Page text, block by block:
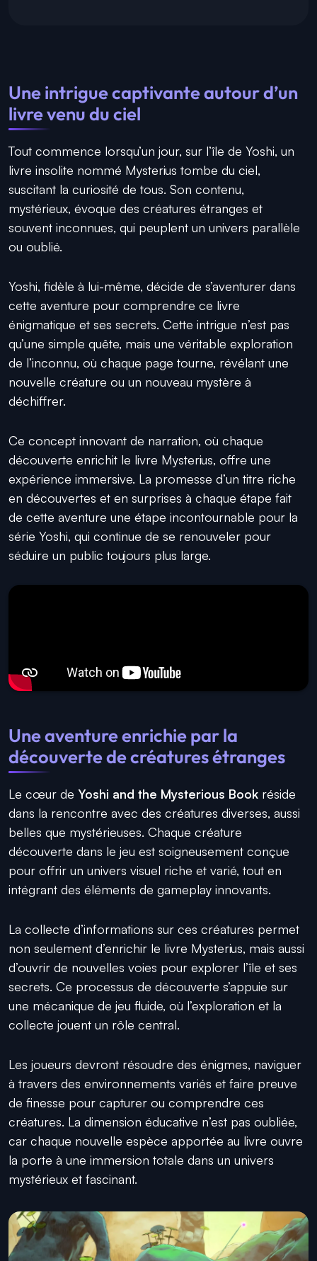
Une intrigue captivante autour d’un
livre venu du ciel
Tout commence lorsqu’un jour, sur l’île de Yoshi, un
livre insolite nommé Mysterius tombe du ciel,
suscitant la curiosité de tous. Son contenu,
mystérieux, évoque des créatures étranges et
souvent inconnues, qui peuplent un univers parallèle
ou oublié.
Yoshi, fidèle à lui-même, décide de s’aventurer dans
cette aventure pour comprendre ce livre
énigmatique et ses secrets. Cette intrigue n’est pas
qu’une simple quête, mais une véritable exploration
de l’inconnu, où chaque page tourne, révélant une
nouvelle créature ou un nouveau mystère à
déchiffrer.
Ce concept innovant de narration, où chaque
découverte enrichit le livre Mysterius, offre une
expérience immersive. La promesse d’un titre riche
en découvertes et en surprises à chaque étape fait
de cette aventure une étape incontournable pour la
série Yoshi, qui continue de se renouveler pour
séduire un public toujours plus large.
Une aventure enrichie par la
découverte de créatures étranges
Le cœur de Yoshi and the Mysterious Book réside
dans la rencontre avec des créatures diverses, aussi
belles que mystérieuses. Chaque créature
découverte dans le jeu est soigneusement conçue
pour offrir un univers visuel riche et varié, tout en
intégrant des éléments de gameplay innovants.
La collecte d’informations sur ces créatures permet
non seulement d’enrichir le livre Mysterius, mais aussi
d’ouvrir de nouvelles voies pour explorer l’île et ses
secrets. Ce processus de découverte s’appuie sur
une mécanique de jeu fluide, où l’exploration et la
collecte jouent un rôle central.
Les joueurs devront résoudre des énigmes, naviguer
à travers des environnements variés et faire preuve
de finesse pour capturer ou comprendre ces
créatures. La dimension éducative n’est pas oubliée,
car chaque nouvelle espèce apportée au livre ouvre
la porte à une immersion totale dans un univers
mystérieux et fascinant.